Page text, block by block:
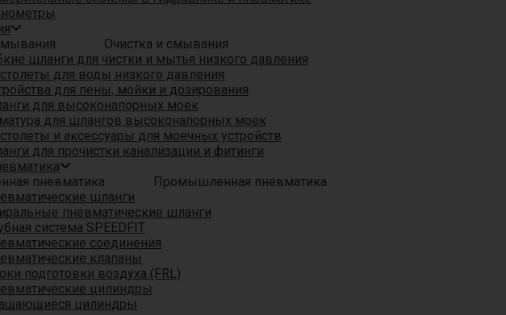
Очистка и смывания
шланги для чистки и мытья низкого давления
для воды низкого давления
для пены, мойки и дозирования
для высоконапорных моек
для шлангов высоконапорных моек
и аксессуары для моечных устройств
для прочистки канализации и фитинги
Промышленная пневматика
шланги
пневматические шланги
система SPEEDFIT
соединения
клапаны
подготовки воздуха (FRL)
цилиндры
цилиндры